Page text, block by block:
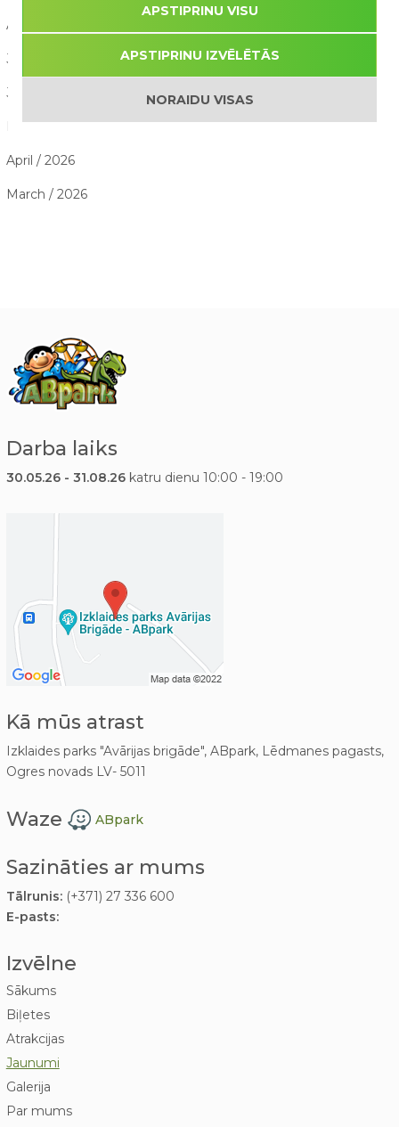
August / 2026
July / 2026
June / 2026
May / 2026
April / 2026
March / 2026
Darba laiks
30.05.26 - 31.08.26 katru dienu 10:00 - 19:00
Kā mūs atrast
Izklaides parks "Avārijas brigāde", ABpark, Lēdmanes pagasts,
Ogres novads LV- 5011
Waze ABpark
Sazināties ar mums
Tālrunis:(+371) 27 336 600
E-pasts:
Izvēlne
Sākums
Biļetes
Atrakcijas
Jaunumi
Galerija
Par mums
APSTIPRINU VISU
APSTIPRINU IZVĒLĒTĀS
NORAIDU VISAS